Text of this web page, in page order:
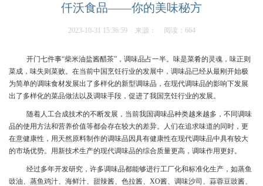
仟沃食品——你的美味秘方
2023-10-31 15:36:59 来源： 阅读：664
开门七件事“柴米油盐酱醋茶”，调味品占一半。味是菜肴的灵魂，味正则
菜成，味失则菜败。在当前中国烹饪行业的发展中，调味品已经从最刚开始极
为简单的调味食材发展出了多样化的新型调味品，在现代调味品的影响下发展
出了多样化的菜品做法以及调味手段，促进了我国烹饪行业的发展。
随着人工合成技术的不断发展，当前我国调味品种类越来越多，不同调味
品的使用方法和营养价值等都会存在较大的差异。人们在追求味道的同时，更
在意健康性，用天然原料制作的调味品因具有健康性在现代调味品中具有较大
的市场优势。用新技术生产的现代调味品的综合质量更高，调味作用更好。
经过多年开发研究，许多调味品都能够进行工厂化和标准化生产，如蒸鱼
豉油、蒸鱼鸡汁、海鲜汁、甜辣酱、色拉酱、XO酱、调味沙司、蒜蓉豆豉酱、